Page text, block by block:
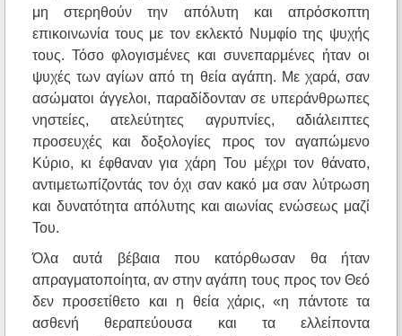
μη στερηθούν την απόλυτη και απρόσκοπτη
επικοινωνία τους με τον εκλεκτό Νυμφίο της ψυχής
τους. Τόσο φλογισμένες και συνεπαρμένες ήταν οι
ψυχές των αγίων από τη θεία αγάπη. Με χαρά, σαν
ασώματοι άγγελοι, παραδίδονταν σε υπεράνθρωπες
νηστείες, ατελεύτητες αγρυπνίες, αδιάλειπτες
προσευχές και δοξολογίες προς τον αγαπώμενο
Κύριο, κι έφθαναν για χάρη Του μέχρι τον θάνατο,
αντιμετωπίζοντάς τον όχι σαν κακό μα σαν λύτρωση
και δυνατότητα απόλυτης και αιωνίας ενώσεως μαζί
Του.
Όλα αυτά βέβαια που κατόρθωσαν θα ήταν
απραγματοποίητα, αν στην αγάπη τους προς τον Θεό
δεν προσετίθετο και η θεία χάρις, «η πάντοτε τα
ασθενή θεραπεύουσα και τα ελλείποντα